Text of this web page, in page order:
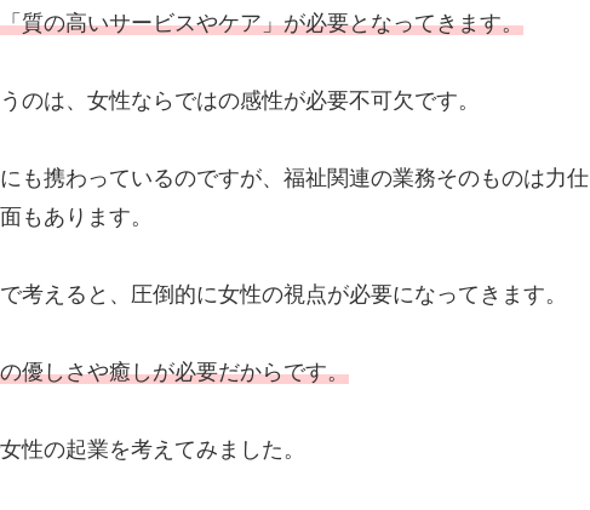
質の高いサービスやケア」が必要となってきます。
のは、女性ならではの感性が必要不可欠です。
も携わっているのですが、福祉関連の業務そのものは力仕
もあります。
考えると、圧倒的に女性の視点が必要になってきます。
優しさや癒しが必要だからです。
性の起業を考えてみました。